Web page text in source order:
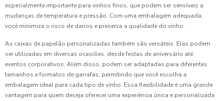
especialmente importante para vinhos finos, que podem ser sensíveis a
mudanças de temperatura e pressão. Com uma embalagem adequada,
você minimiza o risco de danos e preserva a qualidade do vinho.
As caixas de papelão personalizadas também são versáteis. Elas podem
ser utilizadas em diversas ocasiões, desde festas de aniversário até
eventos corporativos. Além disso, podem ser adaptadas para diferentes
tamanhos e formatos de garrafas, permitindo que você escolha a
embalagem ideal para cada tipo de vinho. Essa flexibilidade é uma grande
vantagem para quem deseja oferecer uma experiência única e personalizada